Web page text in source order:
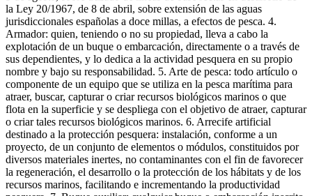
la Ley 20/1967, de 8 de abril, sobre extensión de las aguas
jurisdiccionales españolas a doce millas, a efectos de pesca. 4.
Armador: quien, teniendo o no su propiedad, lleva a cabo la
explotación de un buque o embarcación, directamente o a través de
sus dependientes, y lo dedica a la actividad pesquera en su propio
nombre y bajo su responsabilidad. 5. Arte de pesca: todo artículo o
componente de un equipo que se utiliza en la pesca marítima para
atraer, buscar, capturar o criar recursos biológicos marinos o que
flota en la superficie y se despliega con el objetivo de atraer, capturar
o criar tales recursos biológicos marinos. 6. Arrecife artificial
destinado a la protección pesquera: instalación, conforme a un
proyecto, de un conjunto de elementos o módulos, constituidos por
diversos materiales inertes, no contaminantes con el fin de favorecer
la regeneración, el desarrollo o la protección de los hábitats y de los
recursos marinos, facilitando e incrementando la productividad